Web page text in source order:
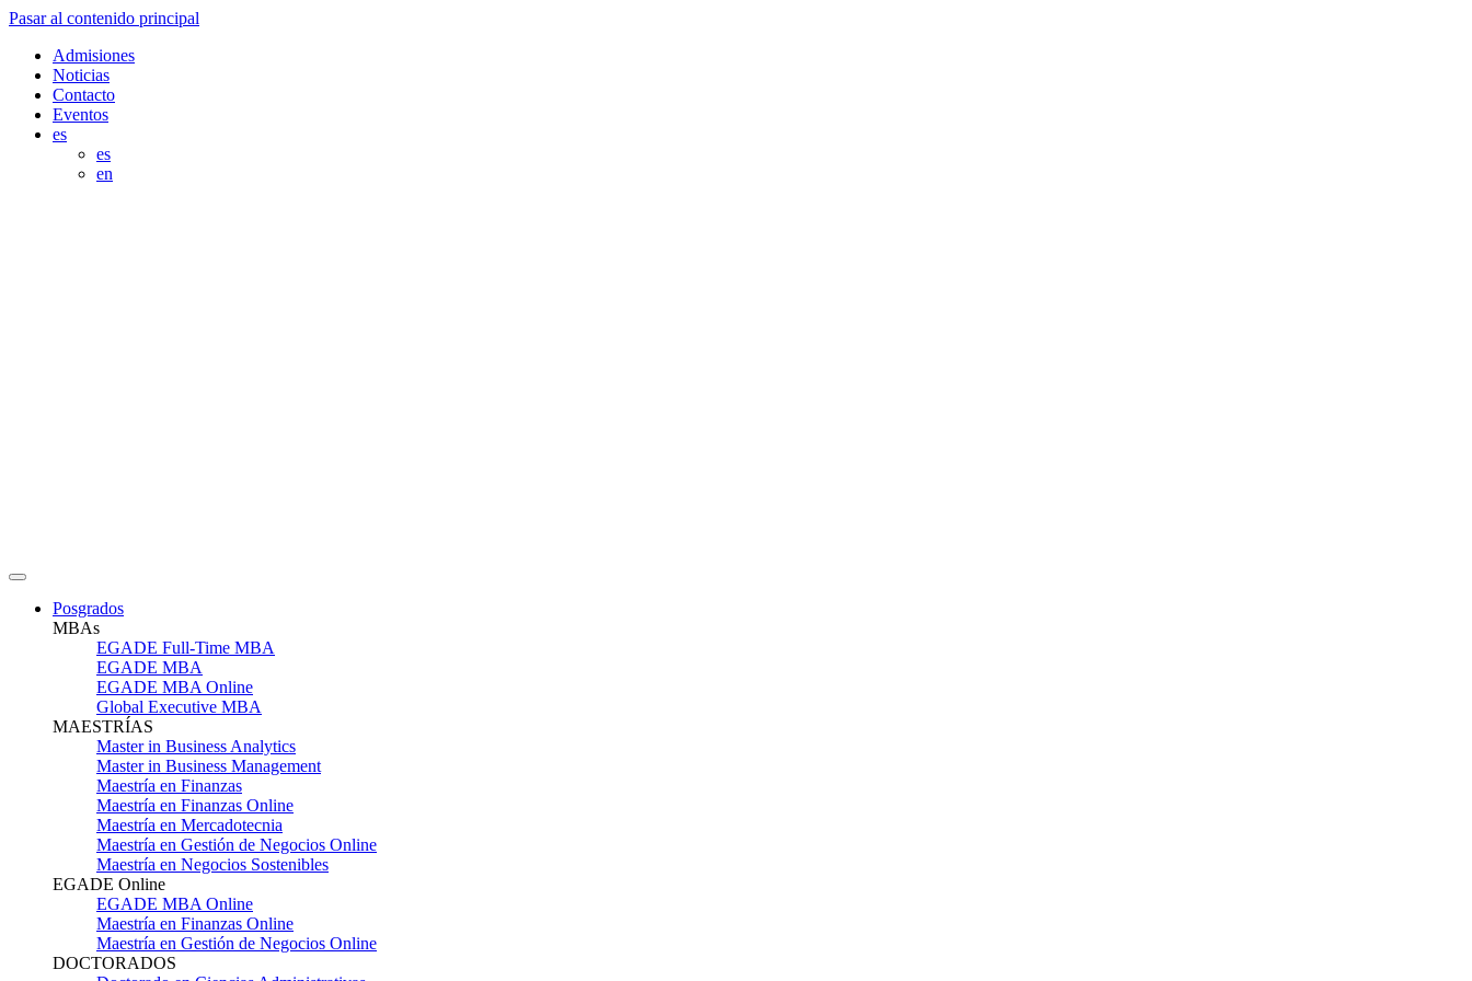
Pasar al contenido principal
Admisiones
Noticias
Contacto
Eventos
es
es
en
Posgrados
MBAs
EGADE Full-Time MBA
EGADE MBA
EGADE MBA Online
Global Executive MBA
MAESTRÍAS
Master in Business Analytics
Master in Business Management
Maestría en Finanzas
Maestría en Finanzas Online
Maestría en Mercadotecnia
Maestría en Gestión de Negocios Online
Maestría en Negocios Sostenibles
EGADE Online
EGADE MBA Online
Maestría en Finanzas Online
Maestría en Gestión de Negocios Online
DOCTORADOS